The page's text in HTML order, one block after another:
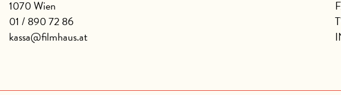
1070 Wien
01 / 890 72 86
kassa@filmhaus.at